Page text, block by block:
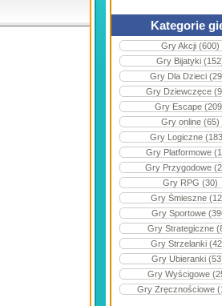
Kategorie
Gry Akcji (600)
Gry Bijatyki
Gry Dla Dzieci
Gry Dziewczęce
Gry Escape
Gry online (65)
Gry Logiczne
Gry Platformowe
Gry Przygodowe
Gry RPG (30)
Gry Śmieszne
Gry Sportowe
Gry Strategiczne
Gry Strzelanki
Gry Ubieranki
Gry Wyścigowe
Gry Zręcznościowe